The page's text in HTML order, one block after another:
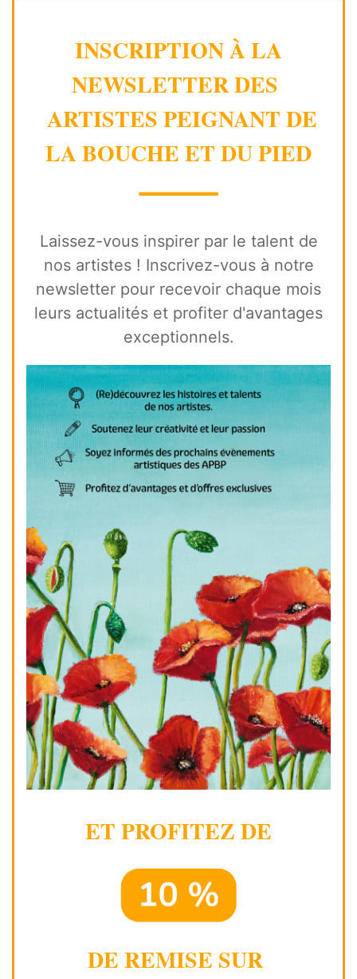
INSCRIPTION À LA
NEWSLETTER DES
ARTISTES PEIGNANT DE
LA BOUCHE ET DU PIED
⸻
Laissez-vous inspirer par le talent de
nos artistes ! Inscrivez-vous à notre
newsletter pour recevoir chaque mois
leurs actualités et profiter d'avantages
exceptionnels.
ET PROFITEZ DE
DE REMISE SUR